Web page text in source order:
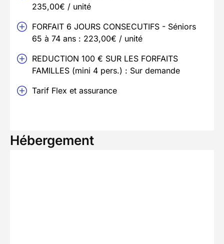
235,00€ / unité
FORFAIT 6 JOURS CONSECUTIFS - Séniors
65 à 74 ans : 223,00€ / unité
REDUCTION 100 € SUR LES FORFAITS
FAMILLES (mini 4 pers.) : Sur demande
Tarif Flex et assurance
Hébergement